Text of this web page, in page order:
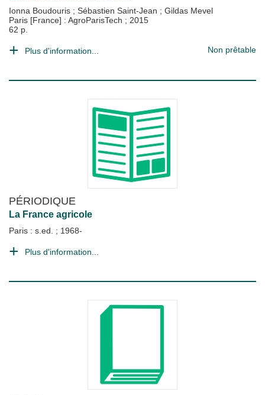
Ionna Boudouris ; Sébastien Saint-Jean ; Gildas Mevel
Paris [France] : AgroParisTech ; 2015
62 p.
Plus d'information... Non prêtable
PÉRIODIQUE
La France agricole
Paris : s.ed. ; 1968-
Plus d'information...